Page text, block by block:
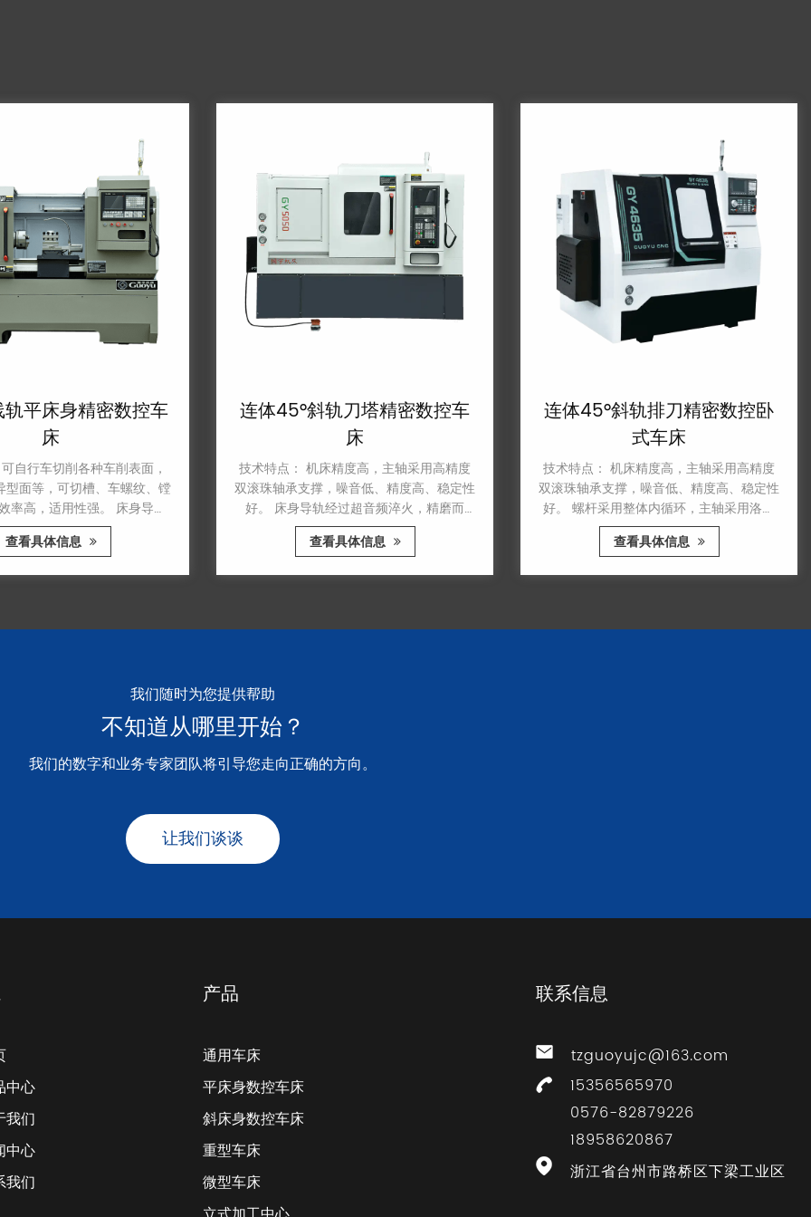
平床身精密数控车
床
行车切削各种车削表面，
面等，可切槽、车螺纹、镗
高，适用性强。 床身导轨
精磨而成，硬度高，刚性
床身、拖板加厚尺寸，增
泵，大大提高了零件的切削
看具体信息
连体45°斜轨刀塔精密数控车
床
技术特点： 机床精度高，主轴采用高精度
双滚珠轴承支撑，噪音低、精度高、稳定性
好。 床身导轨经过超音频淬火，精磨而
成，硬度高，刚性好。 数控系统采用广数
数控伺服系统，由交流伺服电机驱动。
查看具体信息
连体45°斜轨排刀精密数控卧
式车床
技术特点： 机床精度高，主轴采用高精度
双滚珠轴承支撑，噪音低、精度高、稳定性
好。 螺杆采用整体内循环，主轴采用洛阳
高精度轴承支撑。噪音低、精度高、稳定性
好。 可自动切削各种旋转表面，如圆柱
特点。 进给轴全伺服驱动，采用台湾
查看具体信息
我们随时为您提供帮助
不知道从哪里开始？
我们的数字和业务专家团队将引导您走向正确的方向。
让我们谈谈
中心
们
中心
们
产品
通用车床
平床身数控车床
斜床身数控车床
重型车床
微型车床
联系信息
tzguoyujc@163.com
15356565970
0576-82879226
18958620867
浙江省台州市路桥区下梁工业区